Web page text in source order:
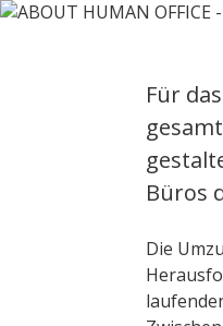
Für
Büros
Die